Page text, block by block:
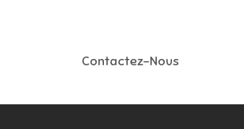
Contactez-Nous